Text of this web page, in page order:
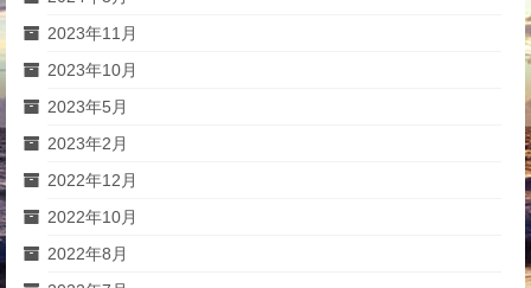
2023年11月
2023年10月
2023年5月
2023年2月
2022年12月
2022年10月
2022年8月